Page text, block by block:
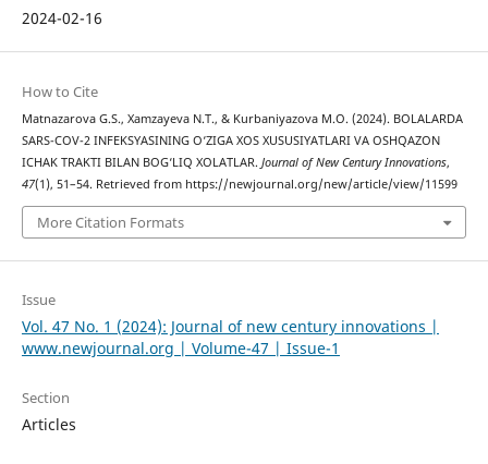
2024-02-16
How to Cite
Matnazarova G.S., Xamzayeva N.T., & Kurbaniyazova M.O. (2024). BOLALARDA
SARS-COV-2 INFEKSYASINING O‘ZIGA XOS XUSUSIYATLARI VA OSHQAZON
ICHAK TRAKTI BILAN BOG‘LIQ XOLATLAR. Journal of New Century Innovations,
47(1), 51–54. Retrieved from https://newjournal.org/new/article/view/11599
More Citation Formats
Issue
Vol. 47 No. 1 (2024): Journal of new century innovations |
www.newjournal.org | Volume-47 | Issue-1
Section
Articles